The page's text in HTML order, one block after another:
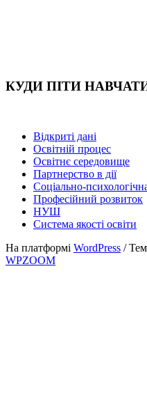
КУДИ ПІТИ
Відкриті дані
Освітній процес
Освітнє середовище
Партнерство в дії
Соціально-
Професійний розвиток
НУШ
Система якості освіти
На платформі WordPress /
WPZOOM